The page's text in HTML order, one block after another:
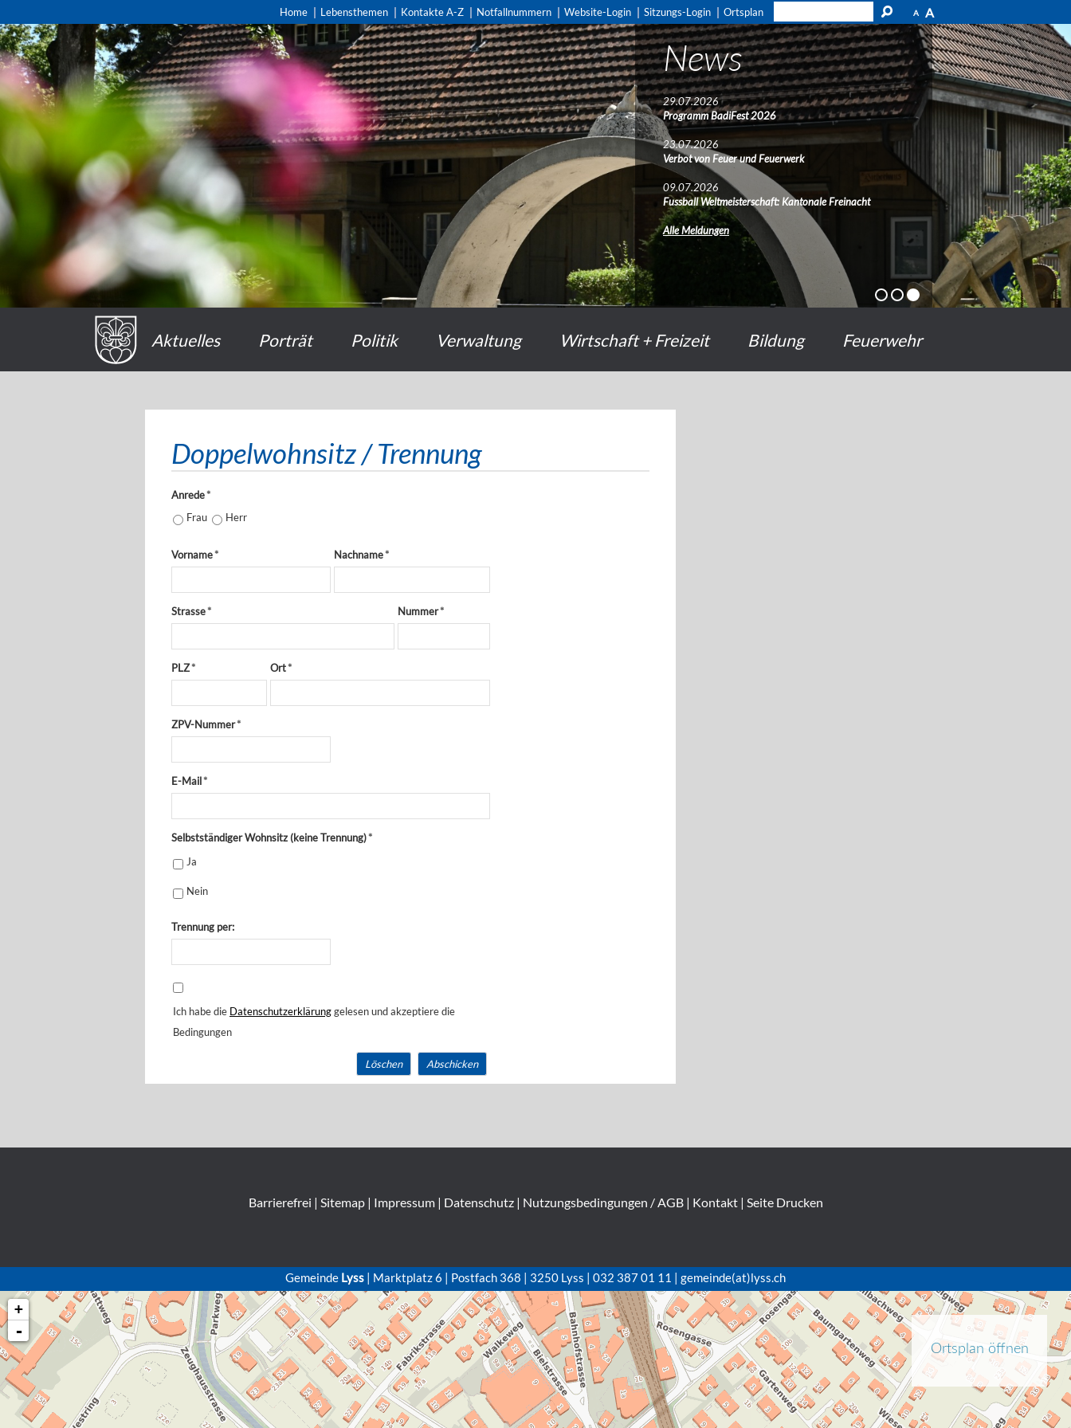
A A
Home Lebensthemen Kontakte A-Z Notfallnummern Website-Login Sitzungs-Login Ortsplan
News
29.07.2026
Programm BadiFest 2026
23.07.2026
Verbot von Feuer und Feuerwerk
09.07.2026
Fussball Weltmeisterschaft: Kantonale Freinacht
Alle Meldungen
Aktuelles Porträt Politik Verwaltung Wirtschaft + Freizeit Bildung Feuerwehr
Doppelwohnsitz / Trennung
Anrede*
Frau
Herr
Vorname* Nachname*
Strasse* Nummer*
PLZ* Ort*
ZPV-Nummer*
E-Mail*
Selbstständiger Wohnsitz (keine Trennung)*
Ja
Nein
Trennung per:
Ich habe die Datenschutzerklärunggelesen und akzeptiere die
Bedingungen
Löschen Abschicken
Barrierefrei | Sitemap| Impressum| Datenschutz| Nutzungsbedingungen / AGB| Kontakt| Seite Drucken
Gemeinde Lyss | Marktplatz 6 | Postfach 368 | 3250 Lyss | 032 387 01 11 | gemeinde(at)lyss.ch